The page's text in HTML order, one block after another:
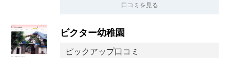
口コミを見る
ビクター幼稚園
ピックアップ口コミ